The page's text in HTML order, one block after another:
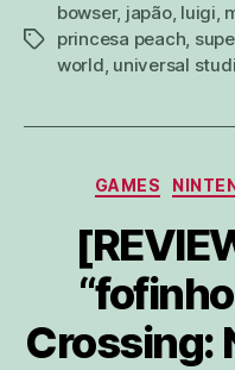
tags
bowser, japão, luigi,
princesa peach,
world, universal
GAMES
Crossing: